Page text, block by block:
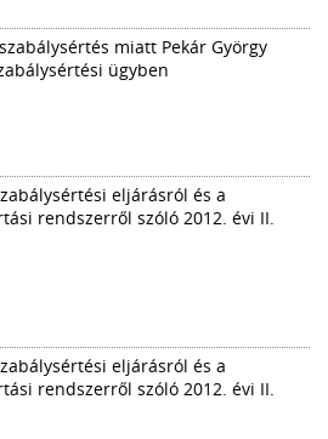
miatt Pekár György
ügyben
eljárásról és a
rendszerről szóló 2012. évi II.
eljárásról és a
rendszerről szóló 2012. évi II.